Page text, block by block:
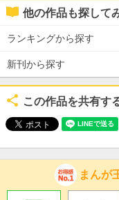
他の作品も探して
ランキングから探す
新刊から探す
この作品を共有す
まんが